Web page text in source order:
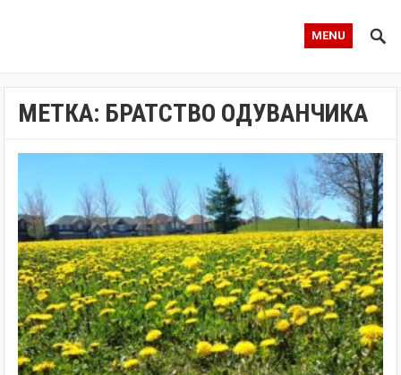
MENU
МЕТКА: БРАТСТВО ОДУВАНЧИКА